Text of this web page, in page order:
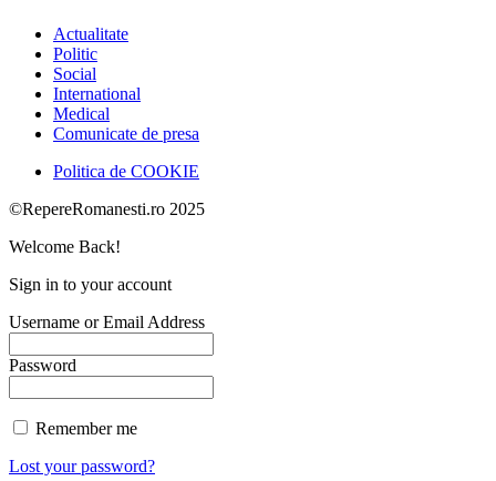
Actualitate
Politic
Social
International
Medical
Comunicate de presa
Politica de COOKIE
©RepereRomanesti.ro 2025
Welcome Back!
Sign in to your account
Username or Email Address
Password
Remember me
Lost your password?